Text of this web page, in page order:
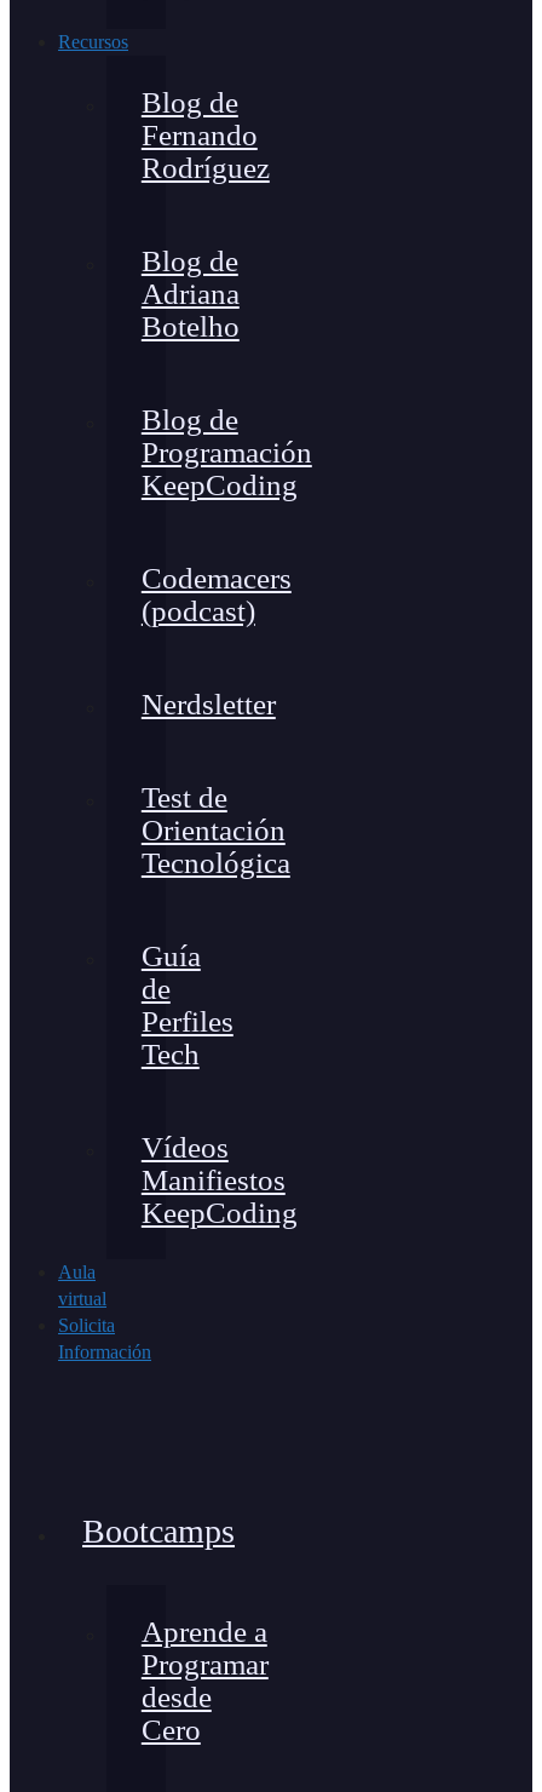
Recursos
Blog de
Fernando
Rodríguez
Blog de
Adriana
Botelho
Blog de
Programación
KeepCoding
Codemacers
(podcast)
Nerdsletter
Test de
Orientación
Tecnológica
Guía
de
Perfiles
Tech
Vídeos
Manifiestos
KeepCoding
Aula
virtual
Solicita
Información
Bootcamps
Aprende a
Programar
desde
Cero